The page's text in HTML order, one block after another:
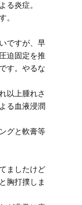
る炎症。
。
ですが、早
迫固定を推
す。やるな
以上腫れさ
る血液浸潤
グと軟膏等
ましたけど
胸打撲しま